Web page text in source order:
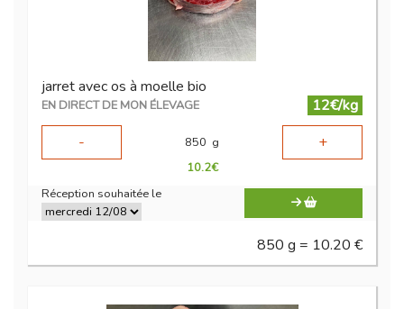
jarret avec os à moelle bio
EN DIRECT DE MON ÉLEVAGE
12€/kg
-
850 g +
10.2€
Réception souhaitée le
850 g = 10.20 €